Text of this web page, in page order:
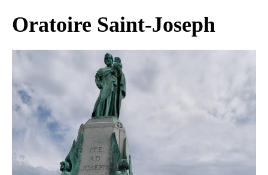
Oratoire Saint-Joseph